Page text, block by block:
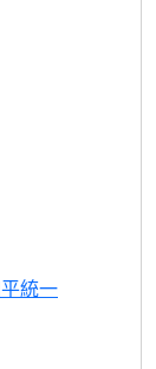
統一